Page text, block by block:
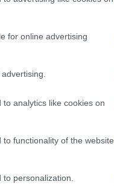
for online advertising
analytics like cookies on
functionality of the website
personalization.
, vinculado à
em
como a
de moedas e
processual das
de